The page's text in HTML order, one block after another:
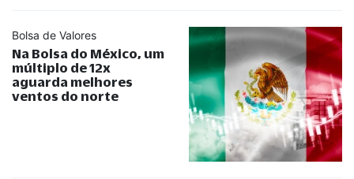
Bolsa de Valores
Na Bolsa do México, um
múltiplo de 12x
aguarda melhores
ventos do norte